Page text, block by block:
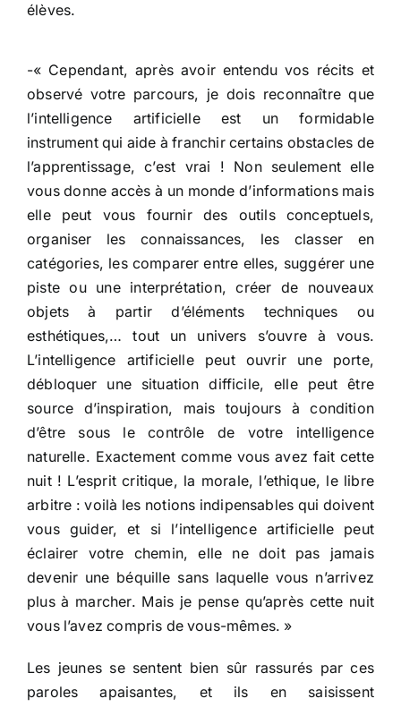
élèves.
-« Cependant, après avoir entendu vos récits et
observé votre parcours, je dois reconnaître que
l’intelligence artificielle est un formidable
instrument qui aide à franchir certains obstacles de
l’apprentissage, c’est vrai ! Non seulement elle
vous donne accès à un monde d’informations mais
elle peut vous fournir des outils conceptuels,
organiser les connaissances, les classer en
catégories, les comparer entre elles, suggérer une
piste ou une interprétation, créer de nouveaux
objets à partir d’éléments techniques ou
esthétiques,… tout un univers s’ouvre à vous.
L’intelligence artificielle peut ouvrir une porte,
débloquer une situation difficile, elle peut être
source d’inspiration, mais toujours à condition
d’être sous le contrôle de votre intelligence
naturelle. Exactement comme vous avez fait cette
nuit ! L’esprit critique, la morale, l’ethique, le libre
arbitre : voilà les notions indipensables qui doivent
vous guider, et si l’intelligence artificielle peut
éclairer votre chemin, elle ne doit pas jamais
devenir une béquille sans laquelle vous n’arrivez
plus à marcher. Mais je pense qu’après cette nuit
vous l’avez compris de vous-mêmes. »
Les jeunes se sentent bien sûr rassurés par ces
paroles apaisantes, et ils en saisissent